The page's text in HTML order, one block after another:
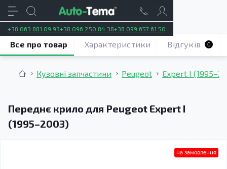
+38 063 881 09 93+38 096 250 84 38+38 099 657 61 50
Кузовні запчастини Peugeot Expert I
Переднє крило для Peugeot Expert I
(1995–2003)
Все про товар Характеристики Відгуків 0
на замовлення